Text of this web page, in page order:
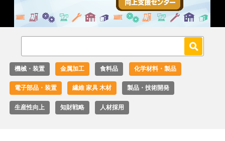
Unmute Loaded
機械・装置 金属加工 食料品 化学材料・製品
電子部品・装置 繊維 家具 木材 製品・技術開発
生産性向上 知財戦略 人材採用